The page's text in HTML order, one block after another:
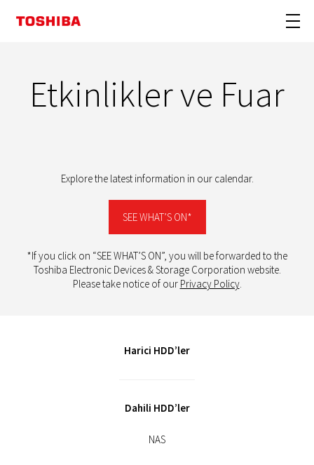
Etkinlikler ve Fuar
Explore the latest information in our calendar.
SEE WHAT’S ON*
*If you click on “SEE WHAT’S ON”, you will be forwarded to the
Toshiba Electronic Devices & Storage Corporation website.
Please take notice of our Privacy Policy.
Harici HDD’ler
Dahili HDD’ler
NAS